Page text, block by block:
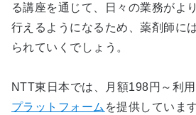
る講座を通じて、日々の業務がよ
行えるようになるため、薬剤師に
られていくでしょう。
NTT東日本では、月額198円～利
プラットフォーム を提供していま